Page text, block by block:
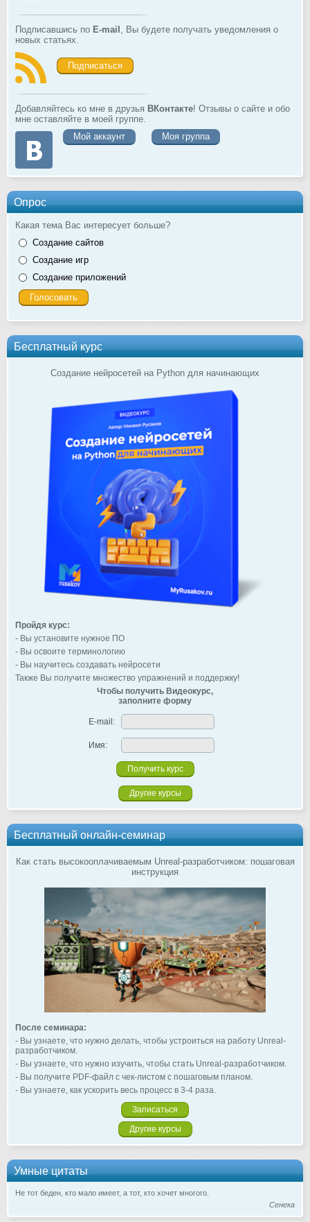
Подписавшись по E-mail
, Вы будете получать уведомления о
новых статьях.
Подписаться
Добавляйтесь ко мне в друзья ВКонтакте! Отзывы о сайте и обо
мне оставляйте в моей группе.
Мой аккаунт
Моя группа
Опрос
Какая тема Вас интересует больше?
Создание сайтов
Создание игр
Создание приложений
Бесплатный курс
Создание нейросетей на Python для начинающих
Пройдя курс:
- Вы установите нужное ПО
- Вы освоите терминологию
- Вы научитесь создавать нейросети
Также Вы получите множество упражнений и поддержку!
Чтобы получить Видеокурс,
заполните форму
E-mail:
Имя:
Другие курсы
Бесплатный онлайн-семинар
Как стать высокооплачиваемым Unreal-разработчиком: пошаговая
инструкция
После семинара:
- Вы узнаете, что нужно делать, чтобы устроиться на работу Unreal-
разработчиком.
- Вы узнаете, что нужно изучить, чтобы стать Unreal-разработчиком.
- Вы получите PDF-файл с чек-листом с пошаговым планом.
- Вы узнаете, как ускорить весь процесс в 3-4 раза.
Записаться
Другие курсы
Умные цитаты
Не тот беден, кто мало имеет, а тот, кто хочет многого.
Сенека